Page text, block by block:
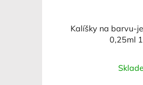
Kalíšky na barvu-
0,25ml